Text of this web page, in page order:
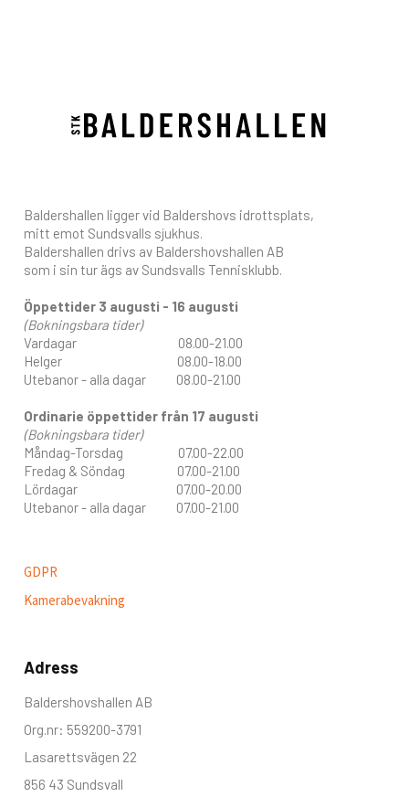
Baldershallen ligger vid Baldershovs idrottsplats,
mitt emot Sundsvalls sjukhus.
Baldershallen drivs av Baldershovshallen AB
som i sin tur ägs av Sundsvalls Tennisklubb.
Öppettider 3 augusti - 16 augusti
(Bokningsbara tider)
Vardagar 08.00-21.00
Helger 08.00-18.00
Utebanor - alla dagar 08.00-21.00
Ordinarie öppettider från 17 augusti
(Bokningsbara tider)
Måndag-Torsdag 07.00-22.00
Fredag & Söndag 07.00-21.00
Lördagar 07.00-20.00
Utebanor - alla dagar 07.00-21.00
GDPR
Kamerabevakning
Adress
Baldershovshallen AB
Org.nr: 559200-3791
Lasarettsvägen 22
856 43 Sundsvall